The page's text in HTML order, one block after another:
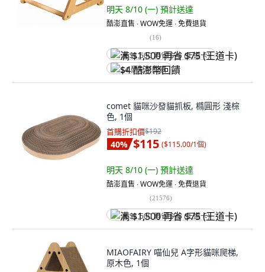
明天 8/10 (一) 預計送達
酷澎直售 ∙ WOW免運 ∙ 免費退貨
(16)
满 $1,500 再省 $75 (王道卡)
$4 酷澎幣回饋
comet 貓咪沙發貓抓板, 橢圓形 淺棕
色, 1個
首購折扣價$192
40% $115 ($115.00/1個)
明天 8/10 (一) 預計送達
酷澎直售 ∙ WOW免運 ∙ 免費退貨
(21576)
满 $1,500 再省 $75 (王道卡)
MIAOFAIRY 喵仙兒 A字形貓咪爬梯,
原木色, 1個